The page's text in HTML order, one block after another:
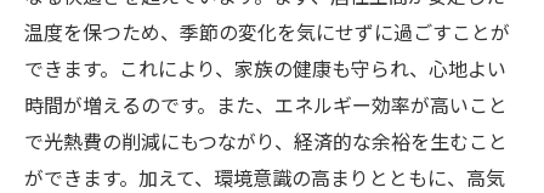
温度を保つため、季節の変化を気にせずに過ごすことが
できます。これにより、家族の健康も守られ、心地よい
時間が増えるのです。また、エネルギー効率が高いこと
で光熱費の削減にもつながり、経済的な余裕を生むこと
ができます。加えて、環境意識の高まりとともに、高気